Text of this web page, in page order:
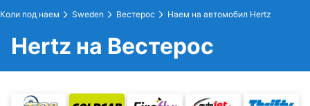
Коли под наем Sweden Вестерос Наем на автомобил Hertz
Hertz на Вестерос